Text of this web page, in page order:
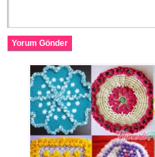
Yorum Gönder